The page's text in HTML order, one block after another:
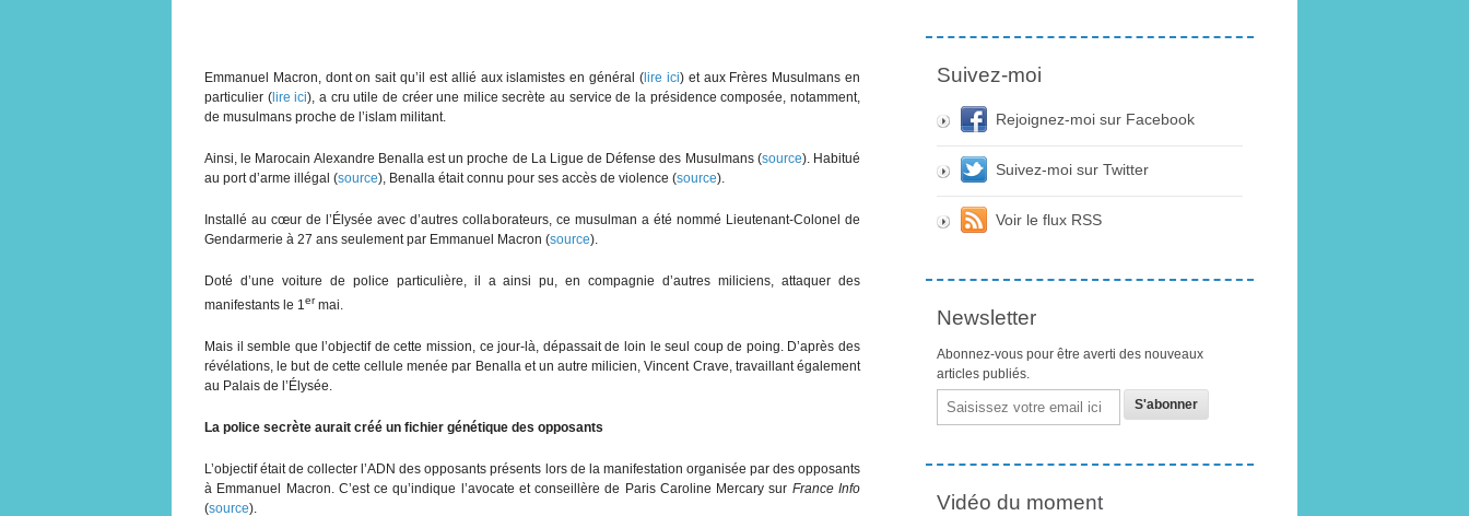
Emmanuel Macron, dont on sait qu’il est allié aux islamistes en général (lire ici) et aux Frères Musulmans en
particulier (lire ici), a cru utile de créer une milice secrète au service de la présidence composée, notamment,
de musulmans proche de l’islam militant.
Ainsi, le Marocain Alexandre Benalla est un proche de La Ligue de Défense des Musulmans (source). Habitué
au port d’arme illégal (source), Benalla était connu pour ses accès de violence (source).
Installé au cœur de l’Élysée avec d’autres collaborateurs, ce musulman a été nommé Lieutenant-Colonel de
Gendarmerie à 27 ans seulement par Emmanuel Macron (source).
Doté d’une voiture de police particulière, il a ainsi pu, en compagnie d’autres miliciens, attaquer des
manifestants le 1ermai.
Mais il semble que l’objectif de cette mission, ce jour-là, dépassait de loin le seul coup de poing. D’après des
révélations, le but de cette cellule menée par Benalla et un autre milicien, Vincent Crave, travaillant également
au Palais de l’Élysée.
La police secrète aurait créé un fichier génétique des opposants
L’objectif était de collecter l’ADN des opposants présents lors de la manifestation organisée par des opposants
à Emmanuel Macron. C’est ce qu’indique l’avocate et conseillère de Paris Caroline Mercary sur France Info
(source).
Suivez-moi
Rejoignez-moi sur Facebook
Suivez-moi sur Twitter
Voir le flux RSS
Newsletter
Abonnez-vous pour être averti des nouveaux
articles publiés.
Email
Vidéo du moment